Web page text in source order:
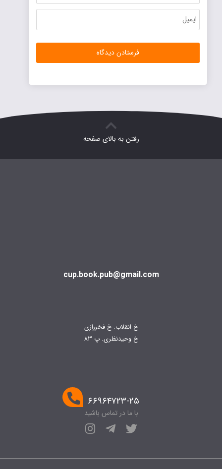
رفتن به بالای صفحه
cup.book.pub@gmail.com
خ انقلاب. خ فخررازی
خ وحیدنظری. پ 83
۶۶۹۶۴۷۲۳-۲۵
با ما در تماس باشید